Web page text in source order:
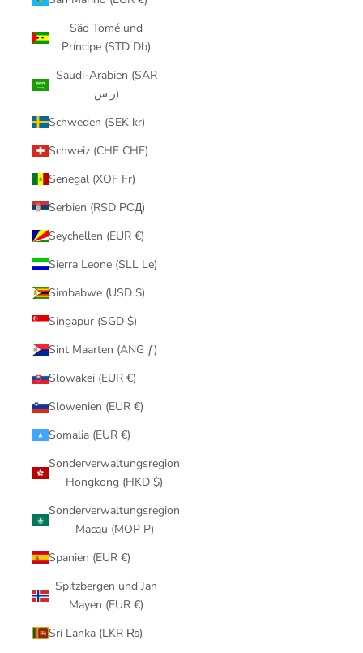
São Tomé und
Príncipe (STD Db)
Saudi-Arabien (SAR
ر.س)
Schweden (SEK kr)
Schweiz (CHF CHF)
Senegal (XOF Fr)
Serbien (RSD РСД)
Seychellen (EUR €)
Sierra Leone (SLL Le)
Simbabwe (USD $)
Singapur (SGD $)
Sint Maarten (ANG ƒ)
Slowakei (EUR €)
Slowenien (EUR €)
Somalia (EUR €)
Sonderverwaltungsregion
Hongkong (HKD $)
Sonderverwaltungsregion
Macau (MOP P)
Spanien (EUR €)
Spitzbergen und Jan
Mayen (EUR €)
Sri Lanka (LKR ₨)